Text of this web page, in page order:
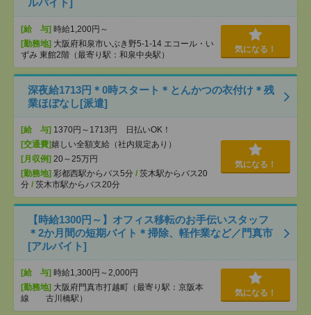
ルバイト]
[給 与] 時給1,200円～
[勤務地] 大阪府和泉市いぶき野5-1-14 エコール・い
ずみ 東館2階（最寄り駅：和泉中央駅）
気になる！
深夜給1713円＊0時スタート＊とんかつの衣付け＊残
業ほぼなし[派遣]
[給 与] 1370円～1713円 日払いOK！
[交通費]嬉しい全額支給（社内規定あり）
[月収例] 20～25万円
[勤務地] 彩都西駅からバス5分 / 茨木駅からバス20
分 / 茨木市駅からバス20分
気になる！
【時給1300円～】オフィス移転のお手伝いスタッフ
＊2か月間の短期バイト＊掃除、軽作業など／門真市
[アルバイト]
[給 与] 時給1,300円～2,000円
[勤務地] 大阪府門真市打越町（最寄り駅：京阪本
線 古川橋駅）
気になる！